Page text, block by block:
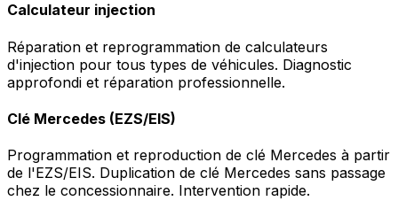
Calculateur injection
Réparation et reprogrammation de calculateurs
d'injection pour tous types de véhicules. Diagnostic
approfondi et réparation professionnelle.
Clé Mercedes (EZS/EIS)
Programmation et reproduction de clé Mercedes à partir
de l'EZS/EIS. Duplication de clé Mercedes sans passage
chez le concessionnaire. Intervention rapide.